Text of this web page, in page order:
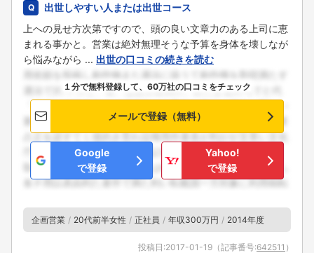
出世しやすい人または出世コース
上への見せ方次第ですので、頭の良い文章力のある上司に恵
まれる事かと。営業は絶対無理そうな予算を身体を壊しなが
ら悩みながら ... 出世の口コミの続きを読む
１分で無料登録して、60万社の口コミをチェック
メールで登録（無料）
Google
で登録
Yahoo!
で登録
企画営業 20代前半女性 正社員 年収300万円 2014年度
投稿日:2017-01-19 （記事番号:642511 ）